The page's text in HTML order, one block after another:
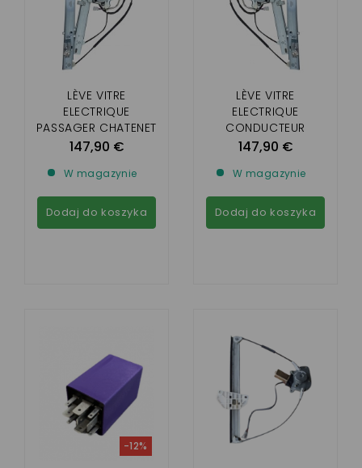
LÈVE VITRE
ELECTRIQUE
PASSAGER CHATENET
CH26, CH28, CH30,
PICKUP
147,90 €
W magazynie
Dodaj do koszyka
LÈVE VITRE
ELECTRIQUE
CONDUCTEUR
CHATENET CH26,
SPORTEEVO, PICKUP
147,90 €
W magazynie
Dodaj do koszyka
-12%